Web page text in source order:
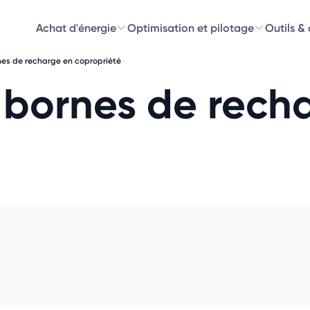
Achat d'énergie Optimisation et pilotage Outils &
de recharge en copropriété
de Choisissez les